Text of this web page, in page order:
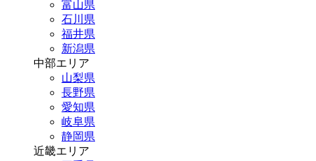
富山県
石川県
福井県
新潟県
中部エリア
山梨県
長野県
愛知県
岐阜県
静岡県
近畿エリア